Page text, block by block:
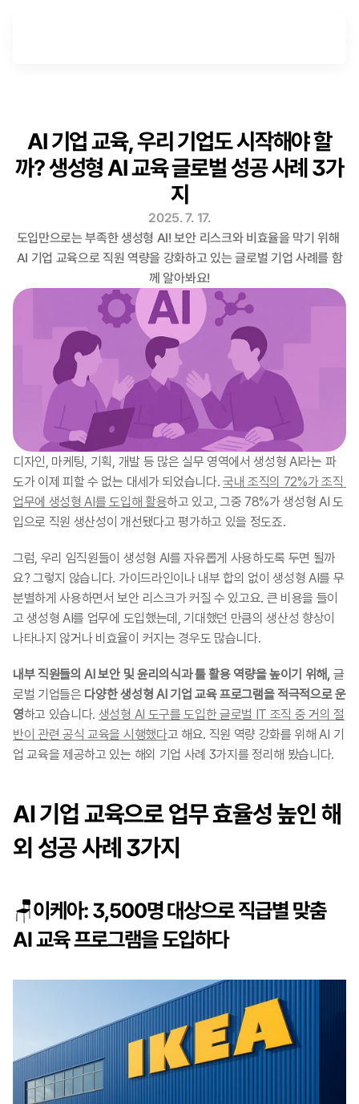
AI 기업 교육, 우리 기업도 시작해야 할
까? 생성형 AI 교육 글로벌 성공 사례 3가
지
2025. 7. 17.
도입만으로는 부족한 생성형 AI! 보안 리스크와 비효율을 막기 위해
AI 기업 교육으로 직원 역량을 강화하고 있는 글로벌 기업 사례를 함
께 알아봐요!
디자인, 마케팅, 기획, 개발 등 많은 실무 영역에서 생성형 AI라는 파
도가 이제 피할 수 없는 대세가 되었습니다. 국내 조직의 72%가 조직
업무에 생성형 AI를 도입해 활용하고 있고, 그중 78%가 생성형 AI 도
입으로 직원 생산성이 개선됐다고 평가하고 있을 정도죠.
그럼, 우리 임직원들이 생성형 AI를 자유롭게 사용하도록 두면 될까
요? 그렇지 않습니다. 가이드라인이나 내부 합의 없이 생성형 AI를 무
분별하게 사용하면서 보안 리스크가 커질 수 있고요. 큰 비용을 들이
고 생성형 AI를 업무에 도입했는데, 기대했던 만큼의 생산성 향상이
나타나지 않거나 비효율이 커지는 경우도 많습니다.
내부 직원들의 AI 보안 및 윤리의식과 툴 활용 역량을 높이기 위해, 글
로벌 기업들은 다양한 생성형 AI 기업 교육 프로그램을 적극적으로 운
영하고 있습니다. 생성형 AI 도구를 도입한 글로벌 IT 조직 중 거의 절
반이 관련 공식 교육을 시행했다고 해요. 직원 역량 강화를 위해 AI 기
업 교육을 제공하고 있는 해외 기업 사례 3가지를 정리해 봤습니다.
AI 기업 교육으로 업무 효율성 높인 해
외 성공 사례 3가지
🪑이케아: 3,500명 대상으로 직급별 맞춤
AI 교육 프로그램을 도입하다